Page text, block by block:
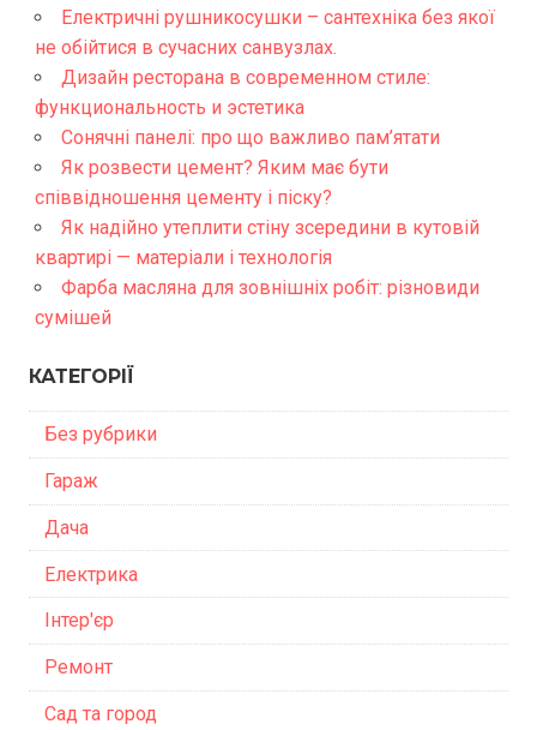
Електричні рушникосушки – сантехніка без якої
не обійтися в сучасних санвузлах.
Дизайн ресторана в современном стиле:
функциональность и эстетика
Сонячні панелі: про що важливо пам’ятати
Як розвести цемент? Яким має бути
співвідношення цементу і піску?
Як надійно утеплити стіну зсередини в кутовій
квартирі — матеріали і технологія
Фарба масляна для зовнішніх робіт: різновиди
сумішей
КАТЕГОРІЇ
Без рубрики
Гараж
Дача
Електрика
Інтер'єр
Ремонт
Сад та город